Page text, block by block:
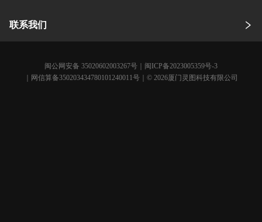
联系我们
闽公网安备 35020602003267号
闽ICP备2023005359号-3
｜网信算备350203434780101240011号｜© 2026厦门灵图科技有限公司